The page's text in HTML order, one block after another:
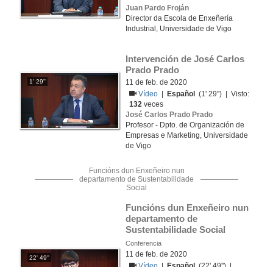
Juan Pardo Froján
Director da Escola de Enxeñería
Industrial, Universidade de Vigo
1' 29''
Intervención de José Carlos
Prado Prado
11 de feb. de 2020
Vídeo
Español
(1' 29'') | Visto:
132 veces
José Carlos Prado Prado
Profesor - Dpto. de Organización de
Empresas e Marketing, Universidade
de Vigo
Funcións dun Enxeñeiro nun
departamento de Sustentabilidade
Social
22' 49''
Funcións dun Enxeñeiro nun
departamento de
Sustentabilidade Social
Conferencia
11 de feb. de 2020